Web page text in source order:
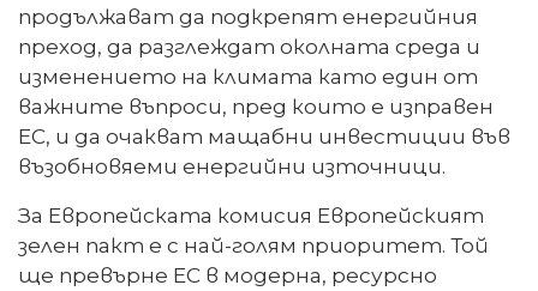
продължават да подкрепят енергийния
преход, да разглеждат околната среда и
изменението на климата като един от
важните въпроси, пред които е изправен
ЕС, и да очакват мащабни инвестиции във
възобновяеми енергийни източници.
За Европейската комисия Европейският
зелен пакт е с най-голям приоритет. Той
ще превърне ЕС в модерна, ресурсно